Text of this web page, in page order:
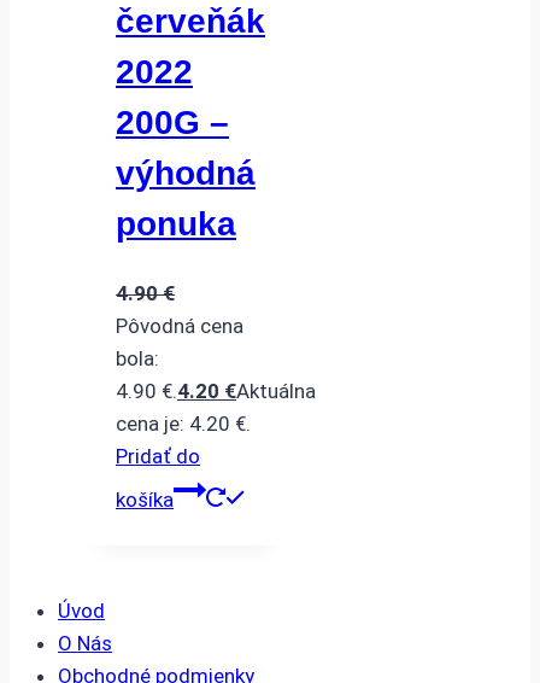
červeňák
2022
200G –
výhodná
ponuka
4.90€
Pôvodná cena
bola:
4.90 €.4.20 €Aktuálna
cena je: 4.20 €.
Pridať do
košíka
Úvod
O Nás
Obchodné podmienky